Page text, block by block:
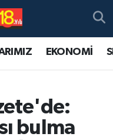
EKONOMİ
bulma